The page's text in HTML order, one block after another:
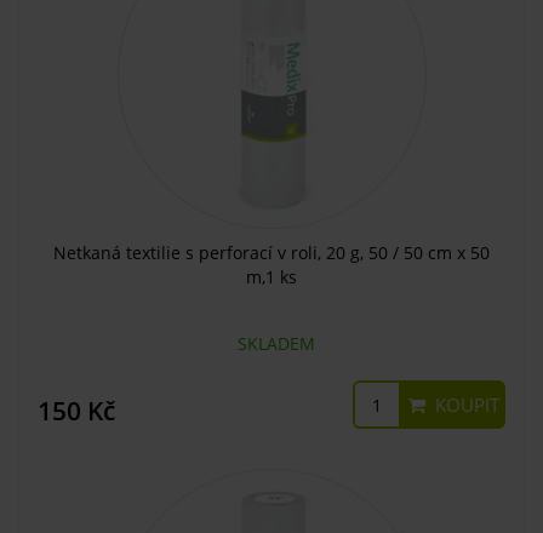
Netkaná textilie s perforací v roli, 20 g, 50 / 50 cm x 50
m,1 ks
SKLADEM
150 Kč KOUPIT